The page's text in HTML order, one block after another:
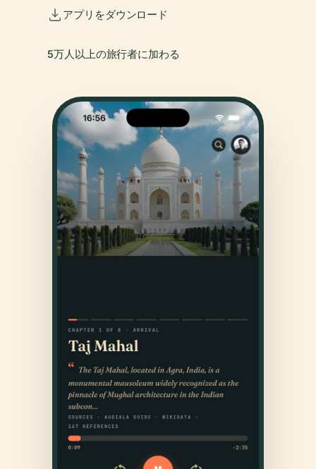
アプリをダウンロード
5万人以上の旅行者に加わる